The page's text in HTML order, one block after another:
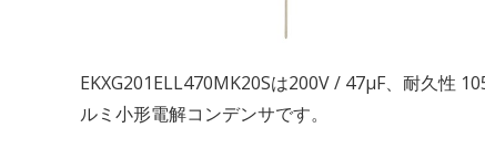
EKXG201ELL470MK20Sは200V / 47µF、耐久性
ルミ小形電解コンデンサです。